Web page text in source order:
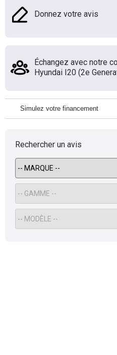
Donnez votre avis
Échangez avec notre
Hyundai I20 (2e
Simulez votre financement
Rechercher un avis